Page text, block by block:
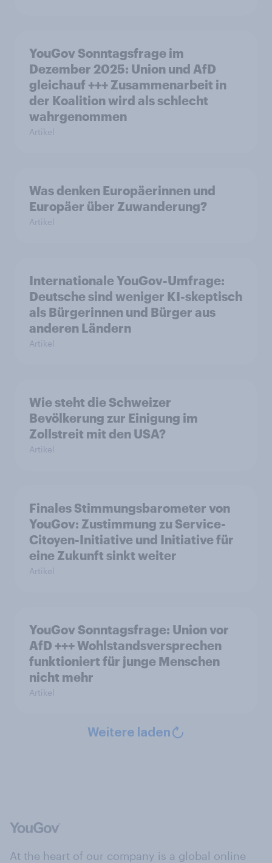
YouGov Sonntagsfrage im
Dezember 2025: Union und AfD
gleichauf +++ Zusammenarbeit in
der Koalition wird als schlecht
wahrgenommen
Artikel
Was denken Europäerinnen und
Europäer über Zuwanderung?
Artikel
Internationale YouGov-Umfrage:
Deutsche sind weniger KI-skeptisch
als Bürgerinnen und Bürger aus
anderen Ländern
Artikel
Wie steht die Schweizer
Bevölkerung zur Einigung im
Zollstreit mit den USA?
Artikel
Finales Stimmungsbarometer von
YouGov: Zustimmung zu Service-
Citoyen-Initiative und Initiative für
eine Zukunft sinkt weiter
Artikel
YouGov Sonntagsfrage: Union vor
AfD +++ Wohlstandsversprechen
funktioniert für junge Menschen
nicht mehr
Artikel
Weitere laden
At the heart of our company is a global online